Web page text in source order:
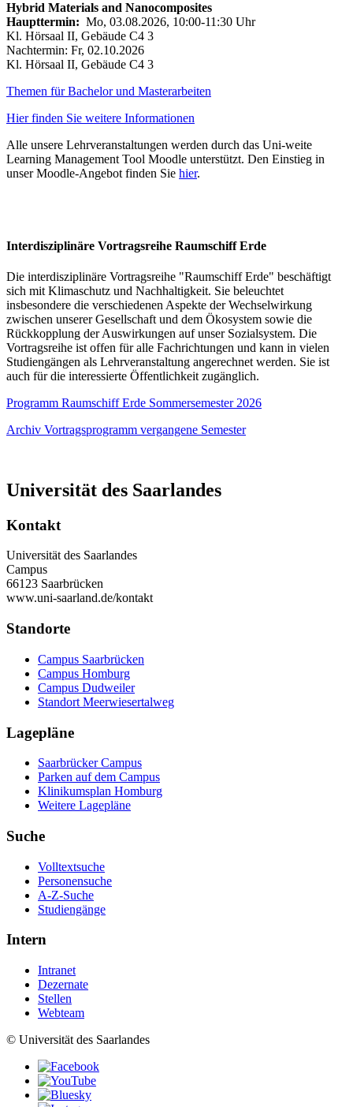
Hybrid Materials and Nanocomposites
Haupttermin: Mo, 03.08.2026, 10:00-11:30 Uhr
Kl. Hörsaal II, Gebäude C4 3
Nachtermin: Fr, 02.10.2026
Kl. Hörsaal II, Gebäude C4 3
Themen für Bachelor und Masterarbeiten
Hier finden Sie weitere Informationen
Alle unsere Lehrveranstaltungen werden durch das Uni-weite
Learning Management Tool Moodle unterstützt. Den Einstieg in
unser Moodle-Angebot finden Sie hier.
Interdisziplinäre Vortragsreihe Raumschiff Erde
Die interdisziplinäre Vortragsreihe "Raumschiff Erde" beschäftigt
sich mit Klimaschutz und Nachhaltigkeit. Sie beleuchtet
insbesondere die verschiedenen Aspekte der Wechselwirkung
zwischen unserer Gesellschaft und dem Ökosystem sowie die
Rückkopplung der Auswirkungen auf unser Sozialsystem. Die
Vortragsreihe ist offen für alle Fachrichtungen und kann in vielen
Studiengängen als Lehrveranstaltung angerechnet werden. Sie ist
auch für die interessierte Öffentlichkeit zugänglich.
Programm Raumschiff Erde Sommersemester 2026
Archiv Vortragsprogramm vergangene Semester
Universität des Saarlandes
Kontakt
Universität des Saarlandes
Campus
66123 Saarbrücken
www.uni-saarland.de/kontakt
Standorte
Campus Saarbrücken
Campus Homburg
Campus Dudweiler
Standort Meerwiesertalweg
Lagepläne
Saarbrücker Campus
Parken auf dem Campus
Klinikumsplan Homburg
Weitere Lagepläne
Suche
Volltextsuche
Personensuche
A-Z-Suche
Studiengänge
Intern
Intranet
Dezernate
Stellen
Webteam
© Universität des Saarlandes